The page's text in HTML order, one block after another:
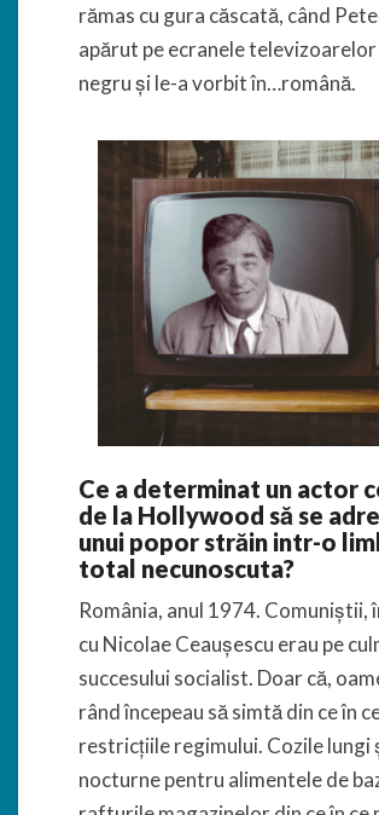
rămas cu gura căscată, când
apărut pe ecranele televizoarelor
negru și le-a vorbit în…română.
Ce a determinat un actor
de la Hollywood să se
unui popor străin intr-o
total necunoscuta?
România, anul 1974. Comuniștii,
cu Nicolae Ceaușescu erau pe
succesului socialist. Doar că,
rând începeau să simtă din ce în
restricțiile regimului. Cozile lungi
nocturne pentru alimentele de